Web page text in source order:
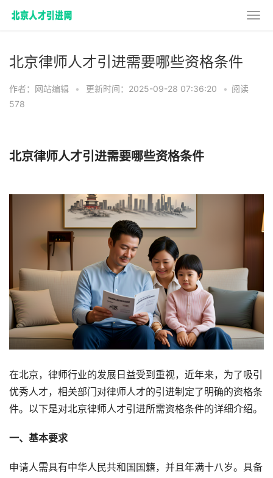
北京律师人才引进需要哪些资格条件
作者：网站编辑 • 更新时间：2025-09-28 07:36:20 • 阅读
578
北京律师人才引进需要哪些资格条件
在北京，律师行业的发展日益受到重视，近年来，为了吸引
优秀人才，相关部门对律师人才的引进制定了明确的资格条
件。以下是对北京律师人才引进所需资格条件的详细介绍。
一、基本要求
申请人需具有中华人民共和国国籍，并且年满十八岁。具备